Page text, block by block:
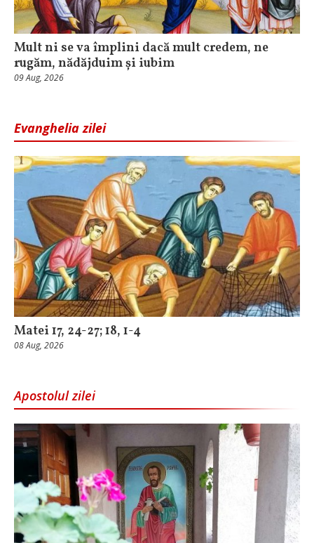
Mult ni se va împlini dacă mult credem, ne
rugăm, nădăjduim și iubim
09 Aug, 2026
Evanghelia zilei
Matei 17, 24-27; 18, 1-4
08 Aug, 2026
Apostolul zilei